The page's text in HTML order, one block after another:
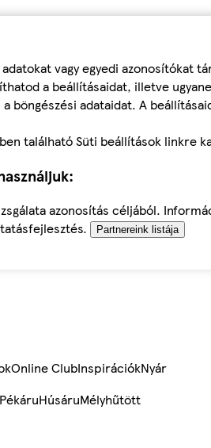
vagy egyedi azonosítókat
a beállításaidat, illetve
adataidat. A
található Süti beállítások linkre
azonosítás céljából.
Partnereink listája
Online ClubInspirációkNyár
PékáruHúsáruMélyhűtött